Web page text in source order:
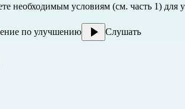
необходимым условиям (см. часть 1)
по улучшению Слушать